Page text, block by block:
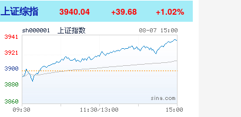
上证综指 3940.04 +39.68 +1.02%